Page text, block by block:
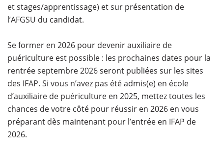
et stages/apprentissage) et sur présentation de
l’AFGSU du candidat.
Se former en 2026 pour devenir auxiliaire de
puériculture est possible : les prochaines dates pour la
rentrée septembre 2026 seront publiées sur les sites
des IFAP. Si vous n’avez pas été admis(e) en école
d’auxiliaire de puériculture en 2025, mettez toutes les
chances de votre côté pour réussir en 2026 en vous
préparant dès maintenant pour l’entrée en IFAP de
2026.